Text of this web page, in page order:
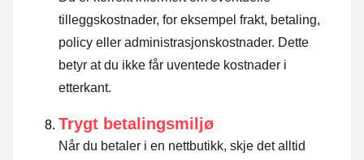
tilleggskostnader, for eksempel frakt, betaling,
policy eller administrasjonskostnader. Dette
betyr at du ikke får uventede kostnader i
etterkant.
Trygt betalingsmiljø
Når du betaler i en nettbutikk, skje det alltid